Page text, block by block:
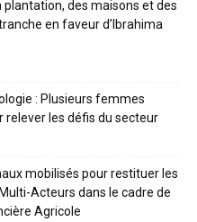
plantation, des maisons et des
en faveur d’Ibrahima
: Plusieurs femmes
les défis du secteur
mobilisés pour restituer les
Acteurs dans le cadre de
Agricole